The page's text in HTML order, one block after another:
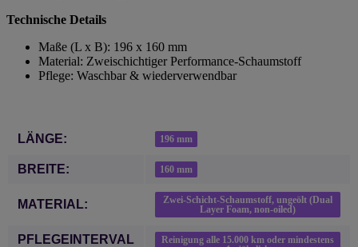
Technische Details
Maße (L x B): 196 x 160 mm
Material: Zweischichtiger Performance-Schaumstoff
Pflege: Waschbar & wiederverwendbar
Produkteigenschaft
Wert
LÄNGE: 196 mm
BREITE: 160 mm
MATERIAL:
Zwei-Schicht-Schaumstoff, ungeölt (Dual
Layer Foam, non-oiled)
PFLEGEINTERVAL
Reinigung alle 15.000 km oder mindestens